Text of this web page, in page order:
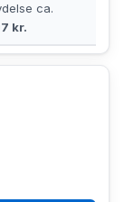
ca.
kr.